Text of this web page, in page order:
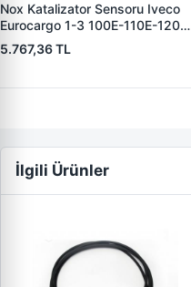
Nox Katalizator Sensoru Iveco
Eurocargo 1-3 100E-110E-120E-
140E-150E-160E-180E 00>15
Stralis 440 03> Trakker 380-
Mm - 5 Pin | YUNYI NOX1322 |
5.767,36 TL
İlgili Ürünler